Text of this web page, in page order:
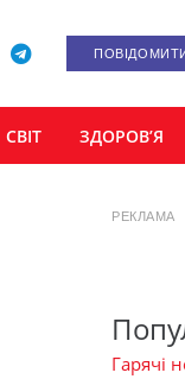
СВІТ ЗДОРОВ’Я
РЕКЛАМА
Гарячі